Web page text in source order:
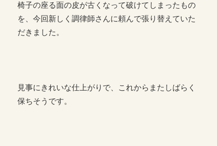
椅子の座る面の皮が古くなって破けてしまったもの
を、今回新しく調律師さんに頼んで張り替えていた
だきました。
見事にきれいな仕上がりで、これからまたしばらく
保ちそうです。